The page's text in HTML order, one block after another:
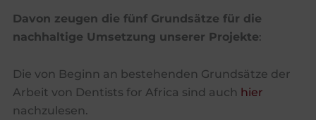
Davon zeugen die fünf Grundsätze für die
nachhaltige Umsetzung unserer Projekte:
Die von Beginn an bestehenden Grundsätze der
Arbeit von Dentists for Africa sind auch hier
nachzulesen.